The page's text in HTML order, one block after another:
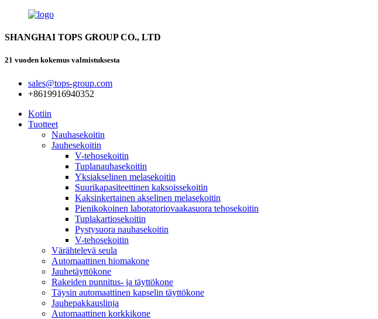
SHANGHAI TOPS GROUP CO., LTD
21 vuoden kokemus valmistuksesta
sales@tops-group.com
+8619916940352
Kotiin
Tuotteet
Nauhasekoitin
Jauhesekoitin
V-tehosekoitin
Tuplanauhasekoitin
Yksiakselinen melasekoitin
Suurikapasiteettinen kaksoissekoitin
Kaksinkertainen akselinen melasekoitin
Pienikokoinen laboratoriovaakasuora tehosekoitin
Tuplakartiosekoitin
Pystysuora nauhasekoitin
V-tehosekoitin
Värähtelevä seula
Automaattinen hiomakone
Jauhetäyttökone
Rakeiden punnitus- ja täyttökone
Täysin automaattinen kapselin täyttökone
Jauhepakkauslinja
Automaattinen korkkikone